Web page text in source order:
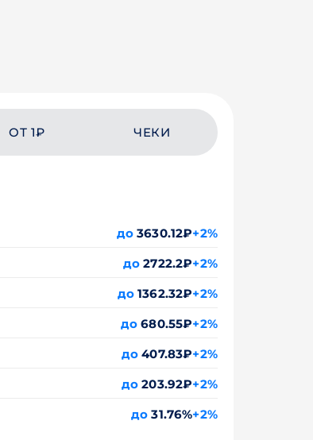
ОТ 1₽ ЧЕКИ
до3630.12₽+2%
до 2722.2₽+2%
до1362.32₽+2%
до 680.55₽+2%
до 407.83₽+2%
до 203.92₽+2%
до 31.76%+2%